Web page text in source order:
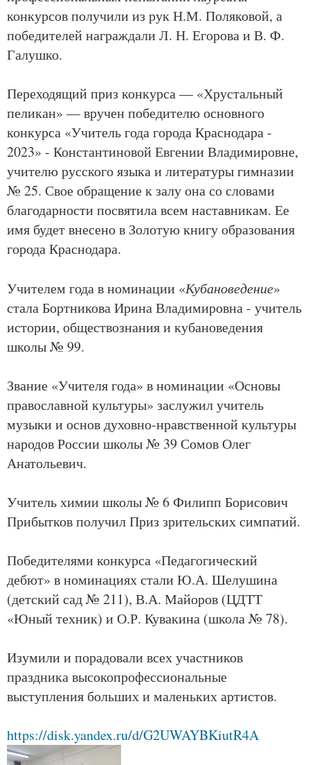
конкурсов получили из рук Н.М. Поляковой, а
победителей награждали Л. Н. Егорова и В. Ф.
Галушко.
Переходящий приз конкурса — «Хрустальный
пеликан» — вручен победителю основного
конкурса «Учитель года города Краснодара -
2023» - Константиновой Евгении Владимировне,
учителю русского языка и литературы гимназии
№ 25. Свое обращение к залу она со словами
благодарности посвятила всем наставникам. Ее
имя будет внесено в Золотую книгу образования
города Краснодара.
Учителем года в номинации «Кубановедение»
стала Бортникова Ирина Владимировна - учитель
истории, обществознания и кубановедения
школы № 99.
Звание «Учителя года» в номинации «Основы
православной культуры» заслужил учитель
музыки и основ духовно-нравственной культуры
народов России школы № 39 Сомов Олег
Анатольевич.
Учитель химии школы № 6 Филипп Борисович
Прибытков получил Приз зрительских симпатий.
Победителями конкурса «Педагогический
дебют» в номинациях стали Ю.А. Шелушина
(детский сад № 211), В.А. Майоров (ЦДТТ
«Юный техник) и О.Р. Кувакина (школа № 78).
Изумили и порадовали всех участников
праздника высокопрофессиональные
выступления больших и маленьких артистов.
https://disk.yandex.ru/d/G2UWAYBKiutR4A